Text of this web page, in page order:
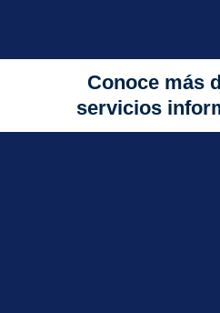
Conoce más
servicios